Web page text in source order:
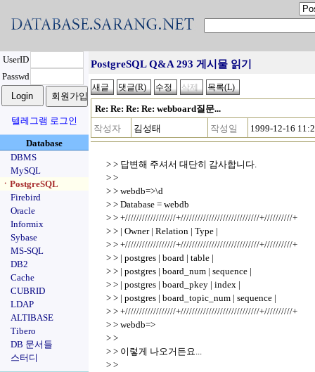
UserID
Passwd
텔레그램 로그인
Database
DBMS
MySQL
ㆍPostgreSQL
Firebird
Oracle
Informix
Sybase
MS-SQL
DB2
Cache
CUBRID
LDAP
ALTIBASE
Tibero
DB 문서들
스터디
PostgreSQL Q&A 293 게시물 읽기
Re: Re: Re: Re: webboard질문...
작성자
김성태 작성일 1999-12-16
> > 답변해 주셔서 대단히 감사합니다.
> >
> > webdb=>\d
> > Database = webdb
> > +//////////////////+////////////////////////////+//////////+
> > | Owner | Relation | Type |
> > +//////////////////+////////////////////////////+//////////+
> > | postgres | board | table |
> > | postgres | board_num | sequence |
> > | postgres | board_pkey | index |
> > | postgres | board_topic_num | sequence |
> > +//////////////////+////////////////////////////+//////////+
> > webdb=>
> >
> > 이렇게 나오거든요...
> >